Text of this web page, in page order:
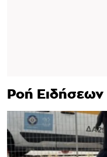
Ροή Ειδήσεων